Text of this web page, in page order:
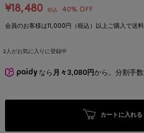
¥18,480
税込 40% OFF
会員のお客様は11,000円（税込）以上ご購入で送
2 人がお気に入りに登録中
なら 月々3,080円から。分割手
カートに入れる